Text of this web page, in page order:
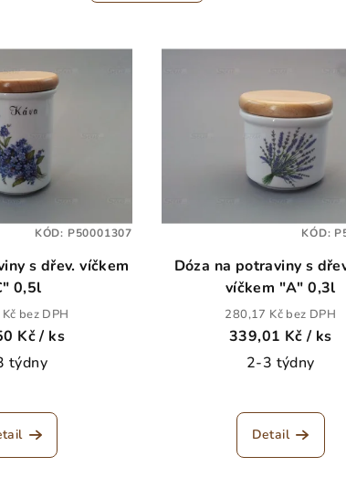
s dřev. víčkem
0,5l
bez DPH
Kč/ ks
týdny
KÓD: P50001307
Dóza na potraviny s
víčkem "A" 0,3l
280,17 Kč bez DPH
339,01 Kč / ks
2-3 týdny
Detail
KÓD: